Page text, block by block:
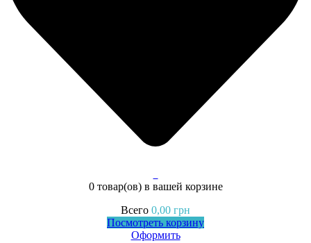
0 товар(ов)в вашей корзине
Всего 0,00 грн
Посмотреть корзину
Оформить